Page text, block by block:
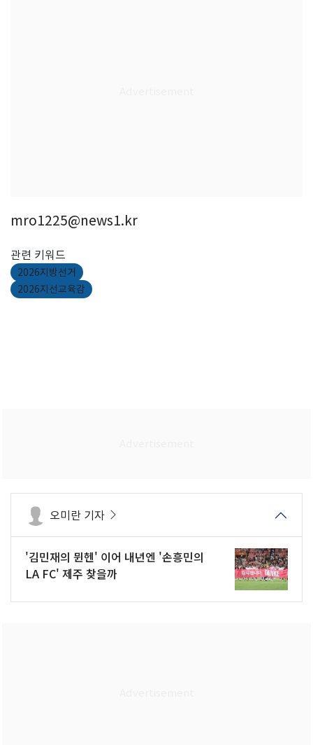
mro1225@news1.kr
관련 키워드
2026지방선거
2026지선교육감
오미란 기자
'김민재의 뮌헨' 이어 내년엔 '손흥민의
LA FC' 제주 찾을까